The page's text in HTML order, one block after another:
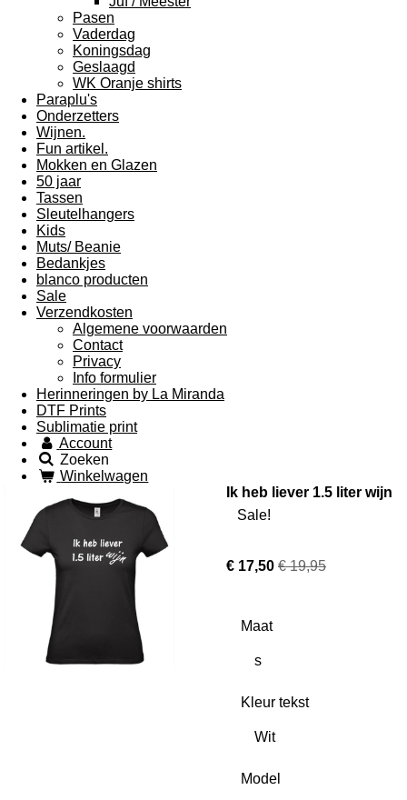
Pasen
Vaderdag
Koningsdag
Geslaagd
WK Oranje shirts
Paraplu's
Onderzetters
Wijnen.
Fun artikel.
Mokken en Glazen
50 jaar
Tassen
Sleutelhangers
Kids
Muts/ Beanie
Bedankjes
blanco producten
Sale
Verzendkosten
Algemene voorwaarden
Contact
Privacy
Info formulier
Herinneringen by La Miranda
DTF Prints
Sublimatie print
Account
Zoeken
Winkelwagen
Ik heb liever 1.5 liter wijn
Sale!
€ 17,50 € 19,95
Maat
Kleur tekst
Model